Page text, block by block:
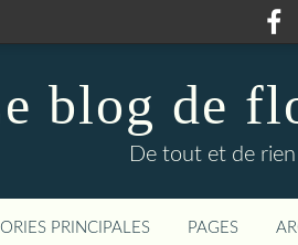
blog de
De tout et de rien
PRINCIPALES PAGES